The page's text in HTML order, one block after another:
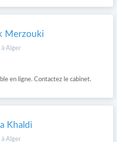
Merzouki
à Alger
en ligne. Contactez le cabinet.
Khaldi
à Alger